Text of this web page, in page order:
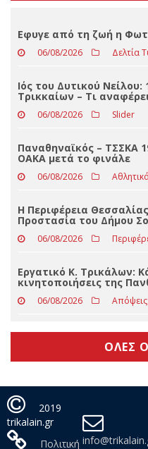
ΤΕΛΕΥΤΑΊΑ ΝΈΑ
Eφυγε από τη ζωή η
06/08/2026 Δελτία
Ιός του Δυτικού
Τρικκαίων – Τι
06/08/2026 Slider
Παναθηναϊκός – ΤΣΣΚΑ
ΟΑΚΑ μετά το φινάλε
06/08/2026
Η Περιφέρεια
Προστασία του Δήμου
06/08/2026
Εργατικό Κ. Τρικάλων:
κινητοποιήσεις της
06/08/2026 Απόψεις